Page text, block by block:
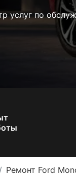
услуг по
Ремонт Ford